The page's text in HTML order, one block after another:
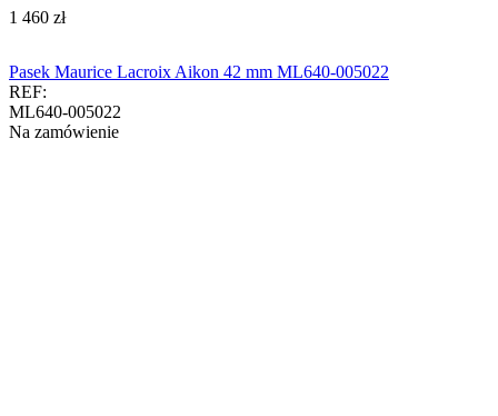
‍1 460‍ zł
Pasek Maurice Lacroix Aikon 42 mm ML640-005022
REF:
ML640-005022
Na zamówienie